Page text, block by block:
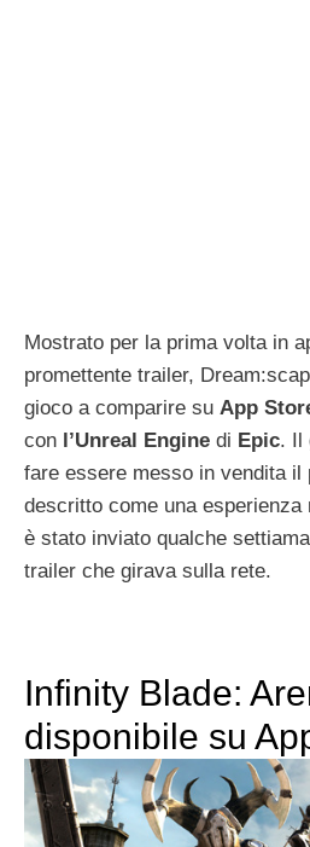
Mostrato per la prima volta in
promettente trailer,
gioco a comparire su App
con l’Unreal Engine di Epic. Il
fare essere messo in vendita il
descritto come una
è stato inviato qualche
trailer che girava sulla rete.
Infinity Blade:
disponibile su